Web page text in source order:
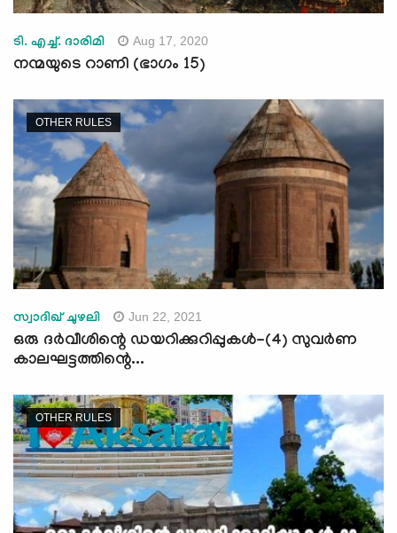
ടി. എച്ച്. ദാരിമി Aug 17, 2020
നന്മയുടെ റാണി (ഭാഗം 15)
OTHER RULES
സ്വാദിഖ് ചുഴലി Jun 22, 2021
ഒരു ദർവീശിന്റെ ഡയറിക്കുറിപ്പുകൾ-(4) സുവർണ
കാലഘട്ടത്തിന്റെ...
OTHER RULES